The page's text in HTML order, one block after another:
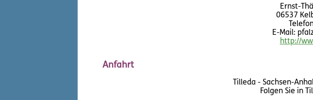
Ernst-
06537
E-Mail:
http://
Anfahrt
Tilleda - Sachsen-
Folgen Sie in